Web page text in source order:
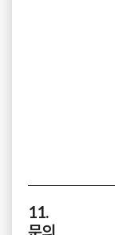
11.
문의